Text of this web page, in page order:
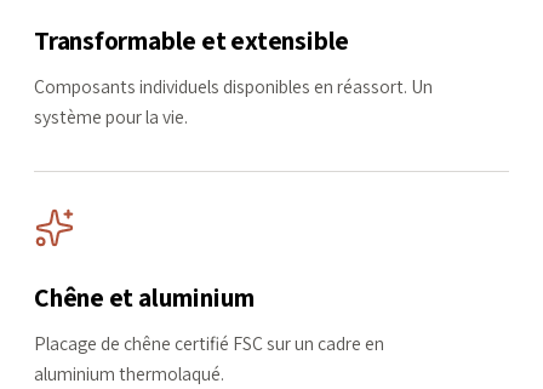
Transformable et extensible
Composants individuels disponibles en réassort. Un
système pour la vie.
Chêne et aluminium
Placage de chêne certifié FSC sur un cadre en
aluminium thermolaqué.